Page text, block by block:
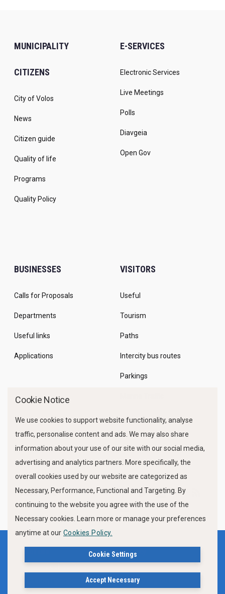
MUNICIPALITY
CITIZENS
City of Volos
News
Citizen guide
Quality of life
Programs
Quality Policy
E-SERVICES
Electronic Services
Live Meetings
Polls
Diavgeia
Open Gov
BUSINESSES
Calls for Proposals
Departments
Useful links
Applications
VISITORS
Useful
Tourism
Paths
Intercity bus routes
Parkings
FOLLOW US
Privacy Policy
Δήλωση Προσβασιμότητας Ιστότοπου Δήμου Βόλου
Cookie Notice
We use cookies to support website functionality, analyse
traffic, personalise content and ads. We may also share
information about your use of our site with our social media,
advertising and analytics partners. More specifically, the
overall cookies used by our website are categorized as
Necessary, Performance, Functional and Targeting. By
continuing to the website you agree with the use of the
Necessary cookies. Learn more or manage your preferences
anytime at our Cookies Policy.
Cookie Settings
Accept Necessary